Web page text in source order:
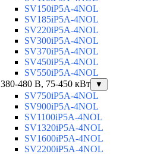
SV150iP5A-4NOL
SV185iP5A-4NOL
SV220iP5A-4NOL
SV300iP5A-4NOL
SV370iP5A-4NOL
SV450iP5A-4NOL
SV550iP5A-4NOL
380-480 В, 75-450 кВт
▼
SV750iP5A-4NOL
SV900iP5A-4NOL
SV1100iP5A-4NOL
SV1320iP5A-4NOL
SV1600iP5A-4NOL
SV2200iP5A-4NOL